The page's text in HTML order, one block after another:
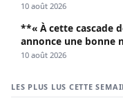
10 août 2026
**« À cette cascade
annonce une bonne
Cie**
10 août 2026
LES PLUS LUS CETTE